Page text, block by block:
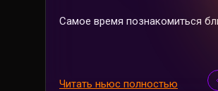
Читать ньюс полностью
Самое время познакомиться